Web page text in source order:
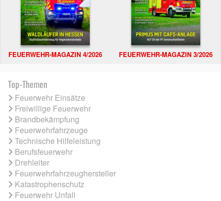
FEUERWEHR-MAGAZIN 4/2026 FEUERWEHR-MAGAZIN 3/2026
Top-Themen
Feuerwehr Einsätze
Freiwillige Feuerwehr
Brandbekämpfung
Feuerwehrfahrzeuge
Technische Hilfeleistung
Berufsfeuerwehr
Drehleiter
Feuerwehrfahrzeughersteller
Katastrophenschutz
Feuerwehr Unfall